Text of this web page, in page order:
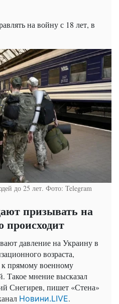
на войну с 18 лет, в
до 25 лет. Фото: Telegram
призывать на
происходит
давление на Украину в
возраста,
к прямому военному
Такое мнение высказал
Снегирев, пишет «Стена»
Новини.LIVE.